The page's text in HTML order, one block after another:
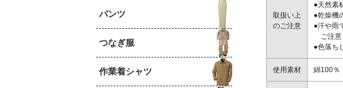
パンツ
つなぎ服
作業着シャツ
取扱い上
のご注意
●天然素
●乾燥機
●汗や雨
ご注意
●色落ち
使用素材 綿100％